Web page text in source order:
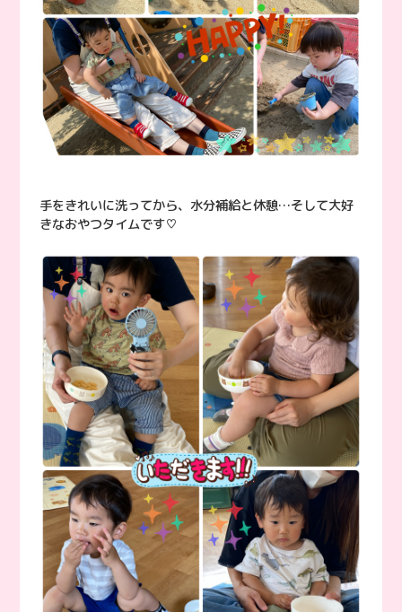
手をきれいに洗ってから、水分補給と休憩…そして大好
きなおやつタイムです♡